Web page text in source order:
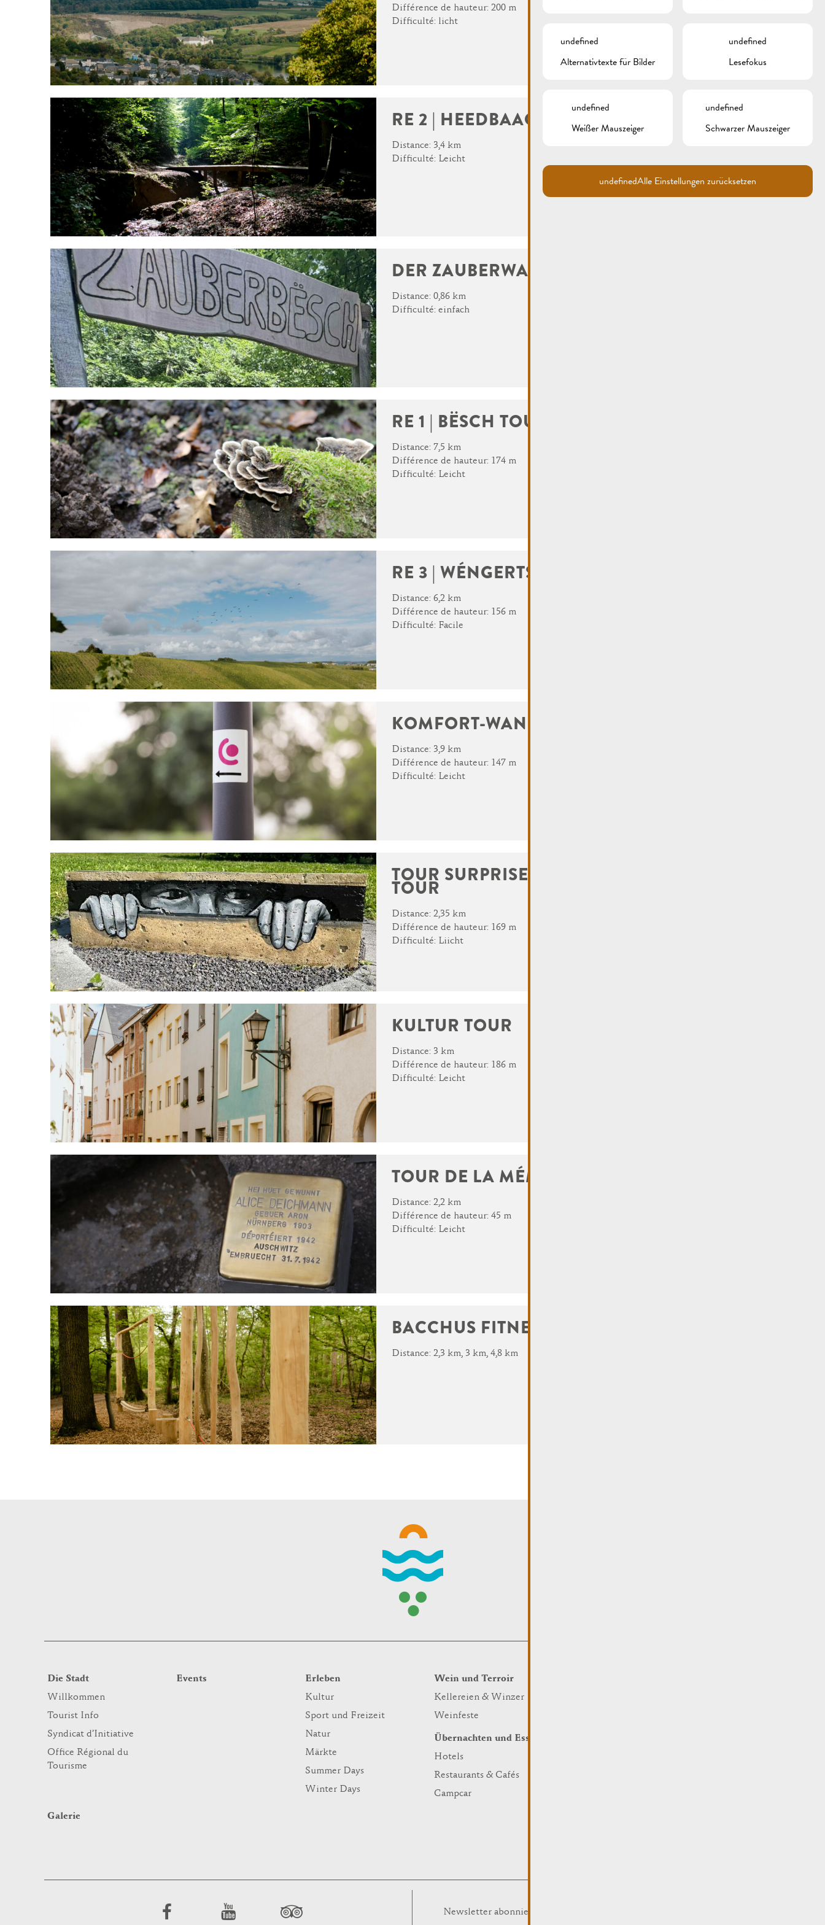
WINTER DAYS
Différence de hauteur: 200 m
Difficulté: licht
RE 2 | HEEDBAACH TOUR
Distance: 3,4 km
Difficulté: Leicht
DER ZAUBERWALD
Distance: 0,86 km
Difficulté: einfach
RE 1 | BËSCH TOUR
Distance: 7,5 km
Différence de hauteur: 174 m
Difficulté: Leicht
RE 3 | WÉNGERTS TOUR
Distance: 6,2 km
Différence de hauteur: 156 m
Difficulté: Facile
KOMFORT-WANDERWEG
Distance: 3,9 km
Différence de hauteur: 147 m
Difficulté: Leicht
TOUR SURPRISE | STREET ART
TOUR
Distance: 2,35 km
Différence de hauteur: 169 m
Difficulté: Liicht
KULTUR TOUR
Distance: 3 km
Différence de hauteur: 186 m
Difficulté: Leicht
TOUR DE LA MÉMOIRE
Distance: 2,2 km
Différence de hauteur: 45 m
Difficulté: Leicht
BACCHUS FITNESS TRAIL
Distance: 2,3 km, 3 km, 4,8 km
Die Stadt
Willkommen
Tourist Info
Syndicat d’Initiative
Office Régional du
Tourisme
Events
Erleben
Kultur
Sport und Freizeit
Natur
Märkte
Summer Days
Winter Days
Wein und Terroir
Kellereien & Winzer
Weinfeste
Übernachten und Essen
Hotels
Restaurants & Cafés
Campcar
Galerie
Newsletter abonnieren
undefined
Alternativtexte für Bilder
undefined
Lesefokus
undefined
Weißer Mauszeiger
undefined
Schwarzer Mauszeiger
undefinedAlle Einstellungen zurücksetzen